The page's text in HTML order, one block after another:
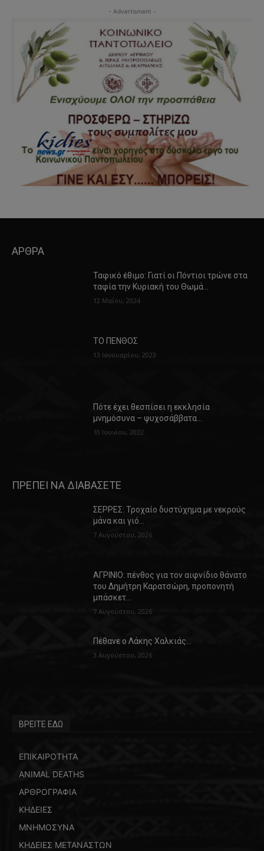
- Advertisment -
ΑΡΘΡΑ
Ταφικό έθιμο: Γιατί οι Πόντιοι τρώνε στα
ταφία την Κυριακή του Θωμά…
12 Μαΐου, 2024
ΤΟ ΠΕΝΘΟΣ
13 Ιανουαρίου, 2023
Πότε έχει θεσπίσει η εκκλησία
μνημόσυνα – ψυχοσάββατα…
10 Ιουνίου, 2022
ΠΡΕΠΕΙ ΝΑ ΔΙΑΒΑΣΕΤΕ
ΣΕΡΡΕΣ: Τροχαίο δυστύχημα με νεκρούς
μάνα και γιό…
7 Αυγούστου, 2026
ΑΓΡΙΝΙΟ: πένθος για τον αιφνίδιο θάνατο
του Δημήτρη Καρατσώρη, προπονητή
μπάσκετ…
7 Αυγούστου, 2026
Πέθανε ο Λάκης Χαλκιάς…
3 Αυγούστου, 2026
ΒΡΕΙΤΕ ΕΔΩ
ΕΠΙΚΑΙΡΟΤΗΤΑ
ANIMAL DEATHS
ΑΡΘΡΟΓΡΑΦΙΑ
ΚΗΔΕΙΕΣ
ΜΝΗΜΟΣΥΝΑ
ΚΗΔΕΙΕΣ ΜΕΤΑΝΑΣΤΩΝ